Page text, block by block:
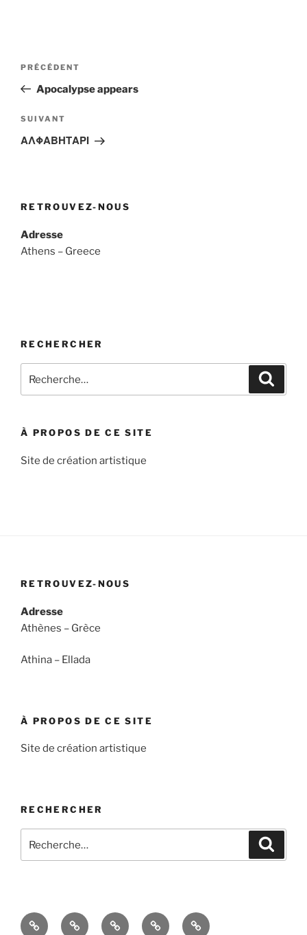
Navigation
l’article
Article
précédent
PRÉCÉDENT
Apocalypse appears
Article
suivant
SUIVANT
ΑΛΦΑΒΗΤΑΡΙ
RETROUVEZ-NOUS
Adresse
Athens – Greece
RECHERCHER
pour
À PROPOS DE CE SITE
Site de création artistique
RETROUVEZ-NOUS
Adresse
Athènes – Grèce
Athina – Ellada
À PROPOS DE CE SITE
Site de création artistique
RECHERCHER
pour
Accueil À
Blog Contact Politique